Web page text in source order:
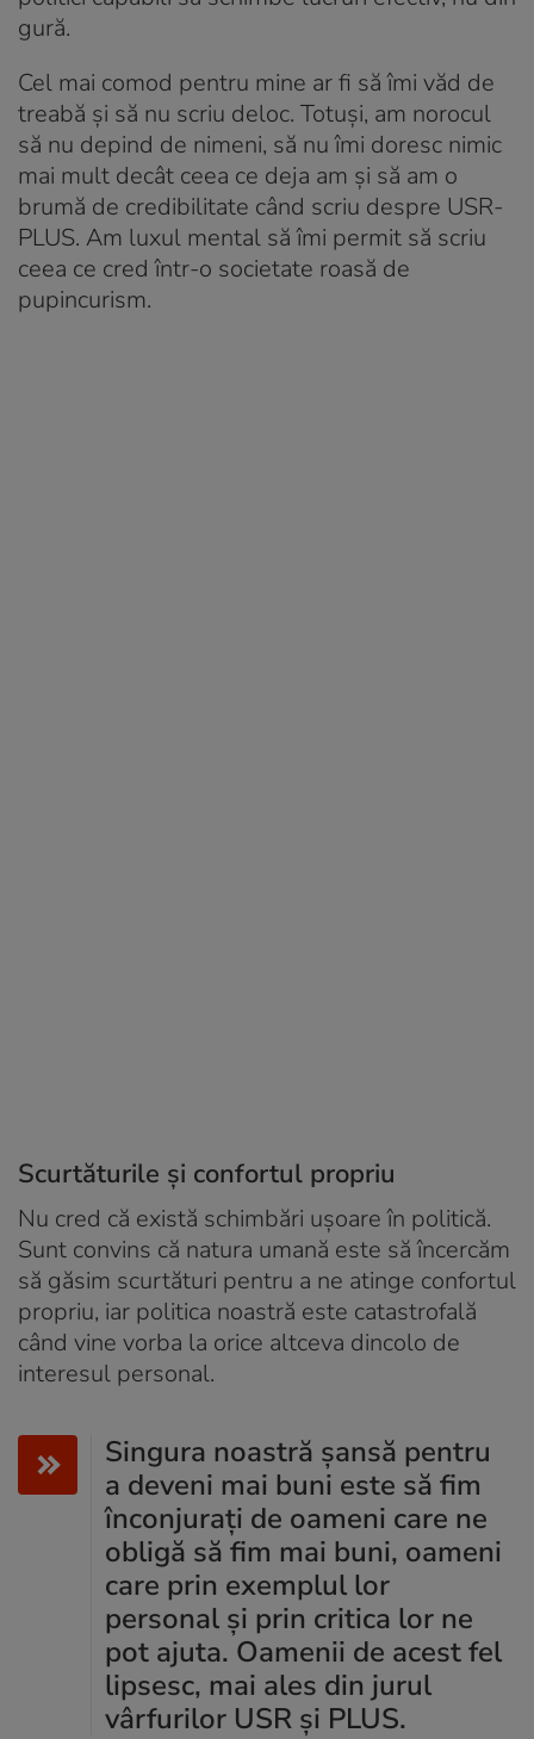
gură.
Cel mai comod pentru mine ar fi să îmi văd de
treabă și să nu scriu deloc. Totuși, am norocul
să nu depind de nimeni, să nu îmi doresc nimic
mai mult decât ceea ce deja am și să am o
brumă de credibilitate când scriu despre USR-
PLUS. Am luxul mental să îmi permit să scriu
ceea ce cred într-o societate roasă de
pupincurism.
Scurtăturile și confortul propriu
Nu cred că există schimbări ușoare în politică.
Sunt convins că natura umană este să încercăm
să găsim scurtături pentru a ne atinge confortul
propriu, iar politica noastră este catastrofală
când vine vorba la orice altceva dincolo de
interesul personal.
Singura noastră șansă pentru
a deveni mai buni este să fim
înconjurați de oameni care ne
obligă să fim mai buni, oameni
care prin exemplul lor
personal și prin critica lor ne
pot ajuta. Oamenii de acest fel
lipsesc, mai ales din jurul
vârfurilor USR și PLUS.